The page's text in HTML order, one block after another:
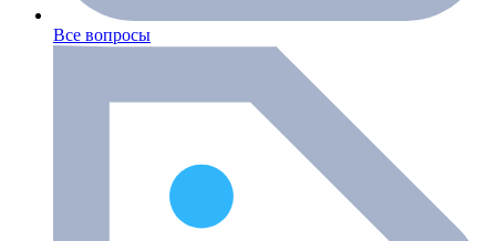
Все вопросы